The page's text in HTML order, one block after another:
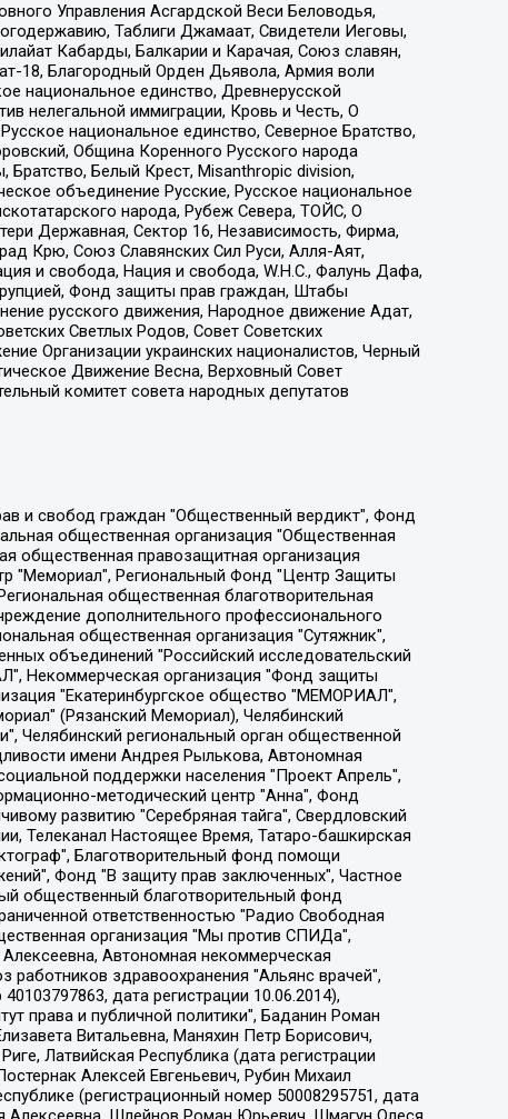
Управления Асгардской Веси Беловодья,
Таблиги Джамаат, Свидетели Иеговы,
Кабарды, Балкарии и Карачая, Союз славян,
18, Благородный Орден Дьявола, Армия воли
национальное единство, Древнерусской
нелегальной иммиграции, Кровь и Честь, О
национальное единство, Северное Братство,
Община Коренного Русского народа
Белый Крест, Misanthropic division,
объединение Русские, Русское национальное
народа, Рубеж Севера, ТОЙС, О
Державная, Сектор 16, Независимость, Фирма,
Крю, Союз Славянских Сил Руси, Алля-Аят,
и свобода, Нация и свобода, W.H.С., Фалунь Дафа,
Фонд защиты прав граждан, Штабы
русского движения, Народное движение Адат,
Светлых Родов, Совет Советских
Организации украинских националистов, Черный
Движение Весна, Верховный Совет
комитет совета народных депутатов
"Лилит", Дальневосточное общественное движение "Маяк", Санкт-Петербургская ЛГБТ-инициативная группа "Выход", Инициативная группа ЛГБТ+ "Реверс", Алексеев Андрей Викторович, Бекбулатова Таисия Львовна, Беляев Иван Михайлович, Владыкина Елена Сергеевна, Гельман Марат Александрович, Никульшина Вероника Юрьевна, Толоконникова Надежда Андреевна, Шендерович Виктор Анатольевич, Общество с ограниченной ответственностью "Данное сообщение", Общество с ограниченной ответственностью Издательский дом "Новая глава", Айнбиндер Александра Александровна, Московский комьюнити-центр для ЛГБТ+инициатив, Благотворительный фонд развития филантропии, Deutsche Welle (Германия, Kurt-Schumacher-Strasse 3, 53113 Bonn), Борзунова Мария Михайловна, Воробьев Виктор Викторович, Голубева Анна Львовна, Константинова Алла Михайловна, Малкова Ирина Владимировна, Мурадов Мурад Абдулгалимович, Осетинская Елизавета Николаевна, Понасенков Евгений Николаевич, Ганапольский Матвей Юрьевич, Киселев Евгений Алексеевич, Борухович Ирина Григорьевна, Дремин Иван Тимофеевич, Дубровский Дмитрий Викторович, Красноярская региональная общественная организация поддержки и развития альтернативных образовательных технологий и межкультурных коммуникаций "ИНТЕРРА", Маяковская Екатерина Алексеевна, Фейгин Марк Захарович, Филимонов Андрей Викторович, Дзугкоева Регина Николаевна, Доброхотов Роман Александрович, Дудь Юрий Александрович, Елкин Сергей Владимирович, Кругликов Кирилл Игоревич, Сабунаева Мария Леонидовна, Семенов Алексей Владимирович, Шаинян Карен Багратович, Шульман Екатерина Михайловна, Асафьев Артур Валерьевич, Вахштайн Виктор Семенович, Венедиктов Алексей Алексеевич, Лушникова Екатерина Евгеньевна, Волков Леонид Михайлович, Невзоров Александр Глебович, Пархоменко Сергей Борисович, Сироткин Ярослав Николаевич, Кара-Мурза Владимир Владимирович, Баранова Наталья Владимировна, Гозман Леонид Яковлевич, Кагарлицкий Борис Юльевич, Климарев Михаил Валерьевич, Милов Владимир Станиславович, Автономная некоммерческая организация Краснодарский центр современного искусства "Типография", Моргенштерн Алишер Тагирович, Соболь Любовь Эдуардовна, Общество с ограниченной ответственностью "ЛИЗА НОРМ", Каспаров Гарри Кимович, Ходорковский Михаил Борисович, Общество с ограниченной ответственностью "Апрельские тезисы", Данилович Ирина Брониславовна, Кашин Олег Владимирович, Петров Николай Владимирович, Пивоваров Алексей Владимирович, Соколов Михаил Владимирович, Цветкова Юлия Владимировна, Чичваркин Евгений Александрович, Комитет против пыток/Команда против пыток, Общество с ограниченной ответственностью "Первый научный", Общество с ограниченной ответственностью "Вертолет и ко", Белоцерковская Вероника Борисовна, Кац Максим Евгеньевич, Лазарева Татьяна Юрьевна, Шаведдинов Руслан Табризович, Яшин Илья Валерьевич, Общество с ограниченной ответственностью "Иноагент ААВ", Алешковский Дмитрий Петрович, Альбац Евгения Марковна, Быков Дмитрий Львович, Галямина Юлия Евгеньевна, Лойко Сергей Леонидович, Мартынов Кирилл Константинович, Медведев Сергей Александрович, Крашенинников Федор Геннадиевич, Гордеева Катерина Вл